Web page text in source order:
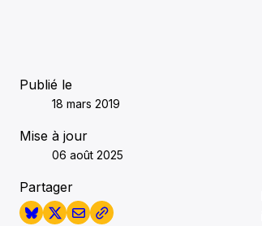
Publié le
18 mars 2019
Mise à jour
06 août 2025
Partager